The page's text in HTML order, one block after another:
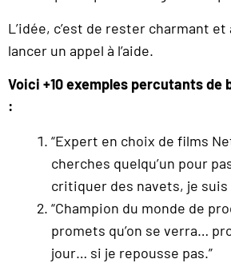
L’idée, c’est de rester charmant
lancer un appel à l’aide.
Voici +10 exemples percutants de
:
“Expert en choix de films
cherches quelqu’un pour
critiquer des navets, je suis
“Champion du monde de
promets qu’on se verra…
jour… si je repousse pas.”